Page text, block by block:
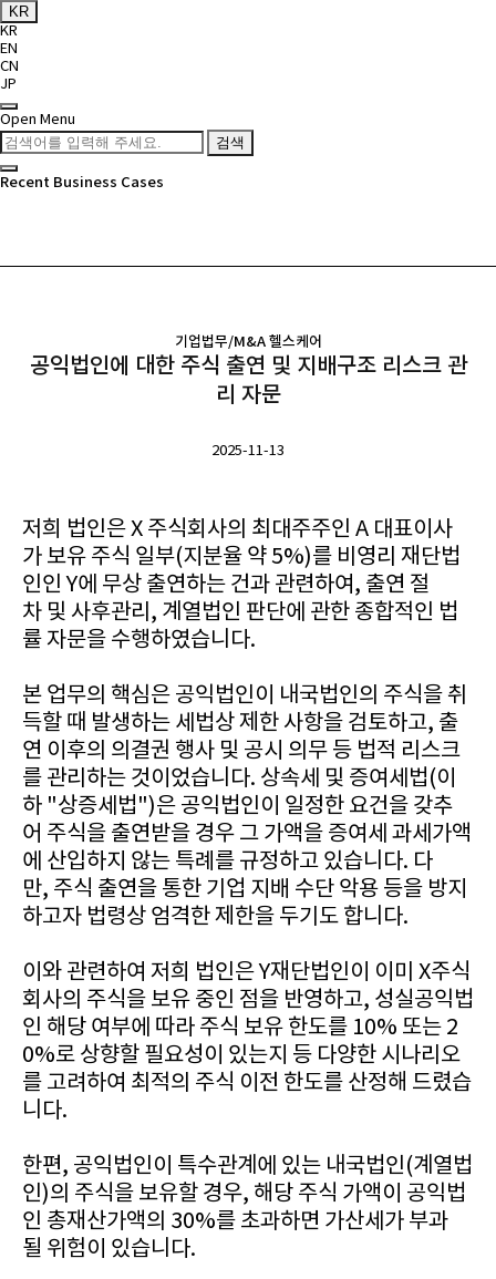
KR
KR
EN
CN
JP
Open Menu
검색
Recent Business Cases
기업법무/M&A 헬스케어
공익법인에 대한 주식 출연 및 지배구조 리스크 관
리 자문
2025-11-13
저희 법인은 X 주식회사의 최대주주인 A 대표이사
가 보유 주식 일부(지분율 약 5%)를 비영리 재단법
인인 Y에 무상 출연하는 건과 관련하여, 출연 절
차 및 사후관리, 계열법인 판단에 관한 종합적인 법
률 자문을 수행하였습니다.
본 업무의 핵심은 공익법인이 내국법인의 주식을 취
득할 때 발생하는 세법상 제한 사항을 검토하고, 출
연 이후의 의결권 행사 및 공시 의무 등 법적 리스크
를 관리하는 것이었습니다. 상속세 및 증여세법(이
하 "상증세법")은 공익법인이 일정한 요건을 갖추
어 주식을 출연받을 경우 그 가액을 증여세 과세가액
에 산입하지 않는 특례를 규정하고 있습니다. 다
만, 주식 출연을 통한 기업 지배 수단 악용 등을 방지
하고자 법령상 엄격한 제한을 두기도 합니다.
이와 관련하여 저희 법인은 Y재단법인이 이미 X주식
회사의 주식을 보유 중인 점을 반영하고, 성실공익법
인 해당 여부에 따라 주식 보유 한도를 10% 또는 2
0%로 상향할 필요성이 있는지 등 다양한 시나리오
를 고려하여 최적의 주식 이전 한도를 산정해 드렸습
니다.
한편, 공익법인이 특수관계에 있는 내국법인(계열법
인)의 주식을 보유할 경우, 해당 주식 가액이 공익법
인 총재산가액의 30%를 초과하면 가산세가 부과
될 위험이 있습니다.